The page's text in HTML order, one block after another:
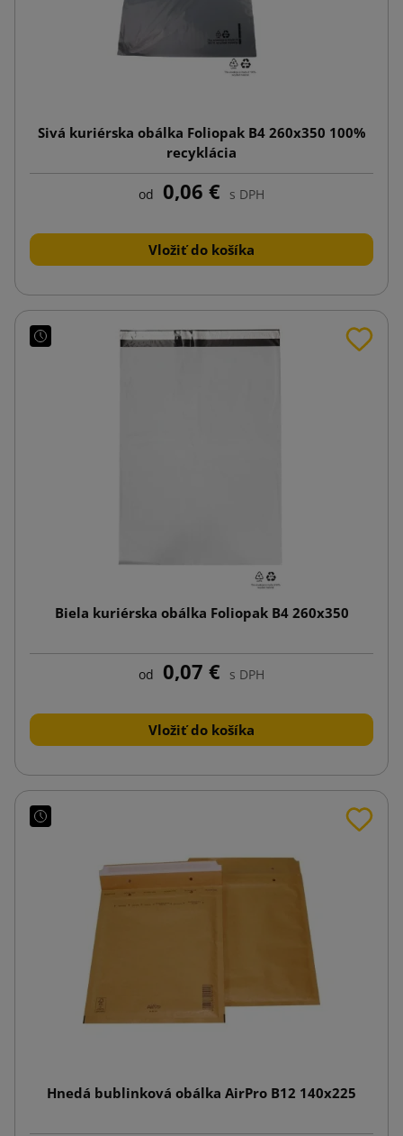
Sivá kuriérska obálka Foliopak B4 260x350 100%
recyklácia
od 0,06 € s DPH
Vložiť do košíka
Biela kuriérska obálka Foliopak B4 260x350
od 0,07 € s DPH
Vložiť do košíka
Hnedá bublinková obálka AirPro B12 140x225